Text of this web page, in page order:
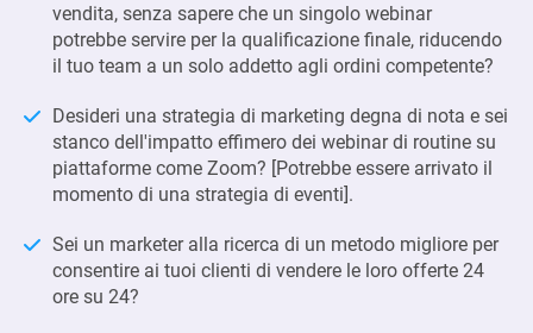
vendita, senza sapere che un singolo webinar
potrebbe servire per la qualificazione finale, riducendo
il tuo team a un solo addetto agli ordini competente?
Desideri una strategia di marketing degna di nota e sei
stanco dell'impatto effimero dei webinar di routine su
piattaforme come Zoom? [Potrebbe essere arrivato il
momento di una strategia di eventi].
Sei un marketer alla ricerca di un metodo migliore per
consentire ai tuoi clienti di vendere le loro offerte 24
ore su 24?